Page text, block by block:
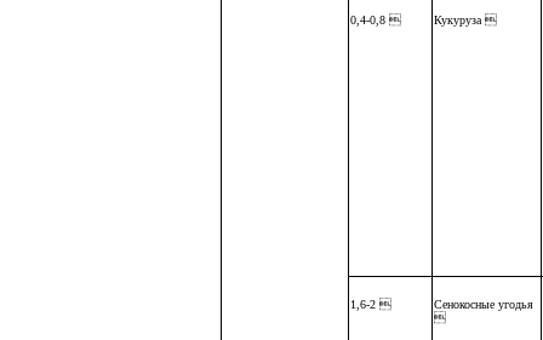
0,4-0,8  Кукуруза 
1,6-2 
Сенокосные угодья
